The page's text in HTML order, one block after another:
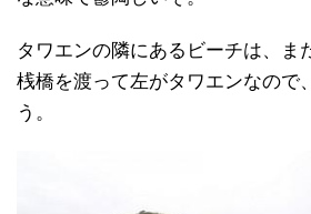
タワエンの隣にあるビーチは、ま
桟橋を渡って左がタワエンなので
う。